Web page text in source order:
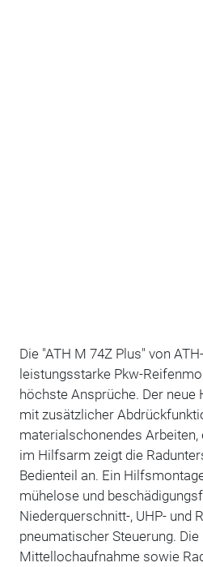
Die "ATH M 74Z Plus" von
leistungsstarke Pkw-
höchste Ansprüche. Der
mit zusätzlicher
materialschonendes
im Hilfsarm zeigt die
Bedienteil an. Ein
mühelose und
Niederquerschnitt-, UHP- und
pneumatischer Steuerung.
Mittellochaufnahme sowie